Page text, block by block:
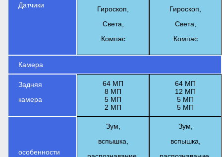
Датчики
Гироскоп,
Света,
Компас
Гироскоп,
Света,
Компас
Камера
Задняя
камера
64 МП
8 МП
5 МП
2 МП
64 МП
12 МП
5 МП
5 МП
особенности
Зум,
вспышка,
Зум,
вспышка,